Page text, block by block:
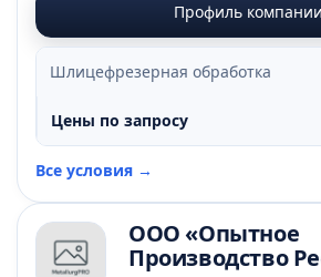
Профиль компании
Шлицефрезерная обработка
Цены по запросу
Все условия →
ООО «Опытное
Производство